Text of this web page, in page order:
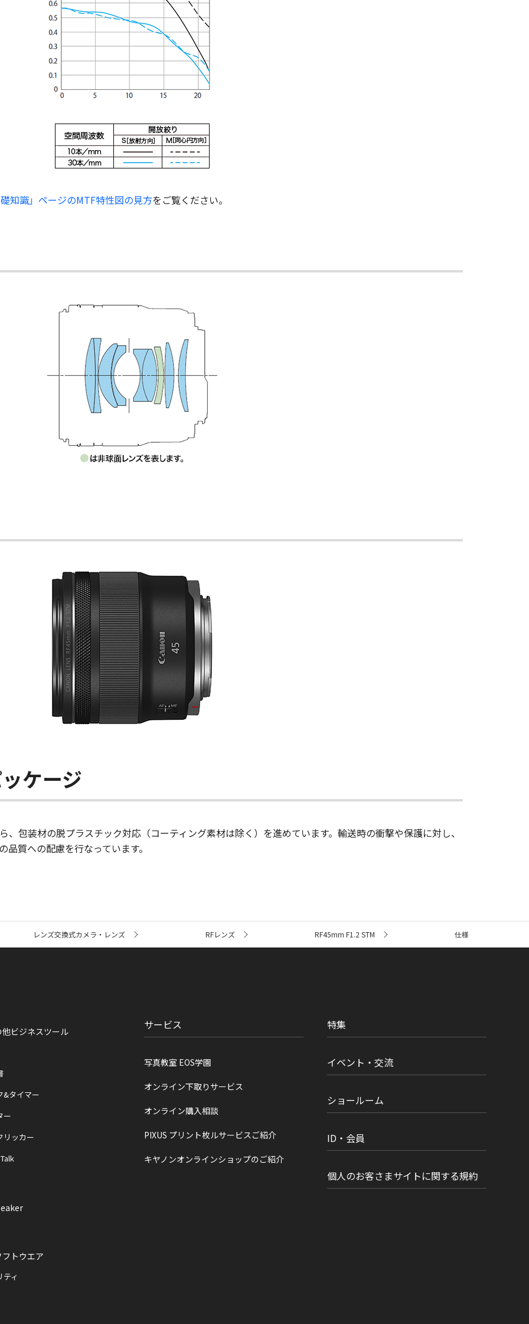
知識」ページのMTF特性図の見方をご覧ください。
ケージ
包装材の脱プラスチック対応（コーティング素材は除く）を進めています。輸送時の衝撃や保護に対し、
質への配慮を行なっています。
レンズ交換式カメラ・レンズ RFレンズ RF45mm F1.2 STM 仕様
ビジネスツール
&タイマー
ー
リッカー
トウエア
ィ
サービス
写真教室 EOS学園
オンライン下取りサービス
オンライン購入相談
PIXUS プリント枚ルサービスご紹介
キヤノンオンラインショップのご紹介
特集
イベント・交流
ショールーム
ID・会員
個人のお客さまサイトに関する規約